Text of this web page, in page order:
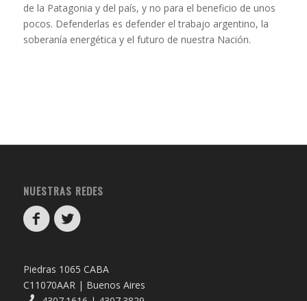
de la Patagonia y del país, y no para el beneficio de unos
pocos. Defenderlas es defender el trabajo argentino, la
soberanía energética y el futuro de nuestra Nación.
NUESTRAS REDES
Piedras 1065 CABA
C11070AAR | Buenos Aires